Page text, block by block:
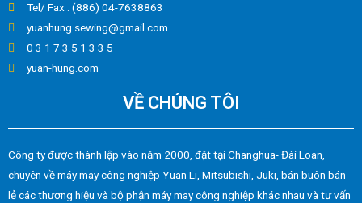
Tel/ Fax : (886) 04-7638863
yuanhung.sewing@gmail.com
0 3 1 7 3 5 1 3 3 5
yuan-hung.com
VỀ CHÚNG TÔI
Công ty được thành lập vào năm 2000, đặt tại Changhua- Đài Loan,
chuyên về máy may công nghiệp Yuan Li, Mitsubishi, Juki, bán buôn bán
lẻ các thương hiệu và bộ phận máy may công nghiệp khác nhau và tư vấn